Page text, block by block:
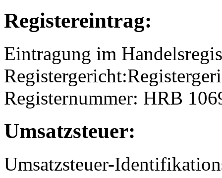
Registereintrag:
Eintragung im
Registernummer: HRB
Umsatzsteuer:
Umsatzsteuer-